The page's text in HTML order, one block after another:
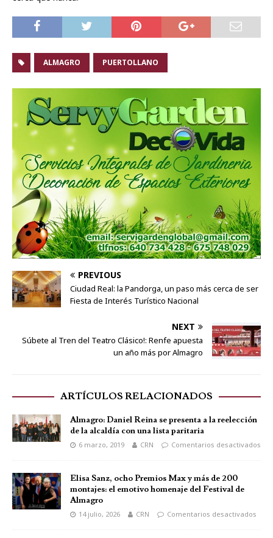
ALMAGRO PUERTOLLANO
PREVIOUS
Ciudad Real: la Pandorga, un paso más cerca de ser
Fiesta de Interés Turístico Nacional
NEXT
Súbete al Tren del Teatro Clásico!: Renfe apuesta
un año más por Almagro
ARTÍCULOS RELACIONADOS
Almagro: Daniel Reina se presenta a la reelección
de la alcaldía con una lista paritaria
6 marzo, 2019 CRN Comentarios desactivados
Elisa Sanz, ocho Premios Max y más de 200
montajes: el emotivo homenaje del Festival de
Almagro
14 julio, 2026 CRN Comentarios desactivados